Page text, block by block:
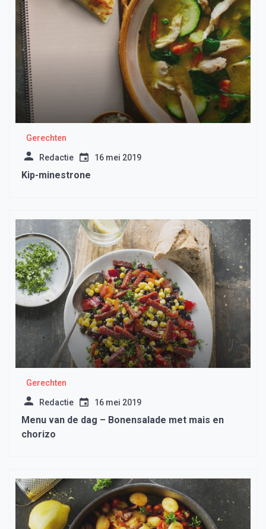
Gerechten
Redactie 16 mei 2019
Kip-minestrone
Gerechten
Redactie 16 mei 2019
Menu van de dag – Bonensalade met mais en
chorizo